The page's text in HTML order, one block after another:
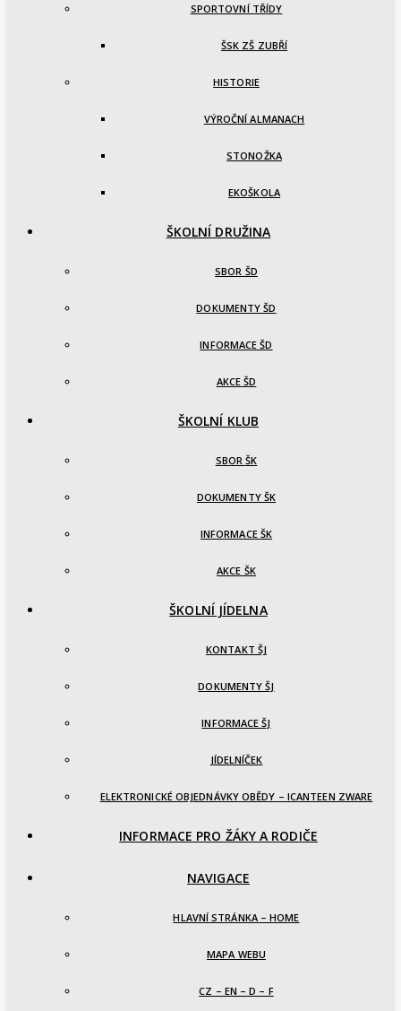
SPORTOVNÍ TŘÍDY
ŠSK ZŠ ZUBŘÍ
HISTORIE
VÝROČNÍ ALMANACH
STONOŽKA
EKOŠKOLA
ŠKOLNÍ DRUŽINA
SBOR ŠD
DOKUMENTY ŠD
INFORMACE ŠD
AKCE ŠD
ŠKOLNÍ KLUB
SBOR ŠK
DOKUMENTY ŠK
INFORMACE ŠK
AKCE ŠK
ŠKOLNÍ JÍDELNA
KONTAKT ŠJ
DOKUMENTY ŠJ
INFORMACE ŠJ
JÍDELNÍČEK
ELEKTRONICKÉ OBJEDNÁVKY OBĚDY – ICANTEEN ZWARE
INFORMACE PRO ŽÁKY A RODIČE
NAVIGACE
HLAVNÍ STRÁNKA – HOME
MAPA WEBU
CZ – EN – D – F